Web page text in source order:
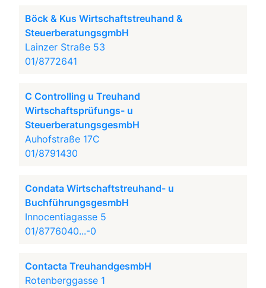
Böck & Kus Wirtschaftstreuhand &
SteuerberatungsgmbH
Lainzer Straße 53
01/8772641
C Controlling u Treuhand
Wirtschaftsprüfungs- u
SteuerberatungsgesmbH
Auhofstraße 17C
01/8791430
Condata Wirtschaftstreuhand- u
BuchführungsgesmbH
Innocentiagasse 5
01/8776040...-0
Contacta TreuhandgesmbH
Rotenberggasse 1